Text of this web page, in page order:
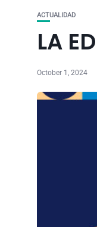
ACTUALIDAD
LA
October 1, 2024